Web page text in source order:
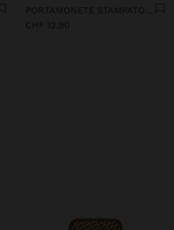
CHF 12,90